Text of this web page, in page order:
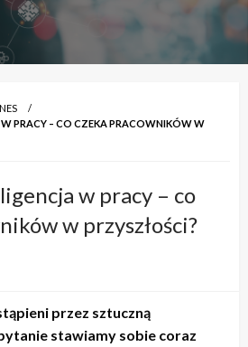
PRACY – CO CZEKA PRACOWNIKÓW W
w pracy – co
w przyszłości?
przez sztuczną
stawiamy sobie coraz